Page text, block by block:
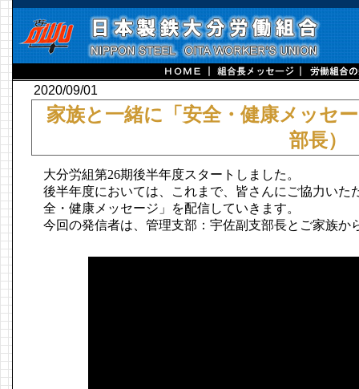
2020/09/01
家族と一緒に「安全・健康メッセ
部長）
大分労組第26期後半年度スタートしました。
後半年度においては、これまで、皆さんにご協力いた
全・健康メッセージ」を配信していきます。
今回の発信者は、管理支部：宇佐副支部長とご家族か